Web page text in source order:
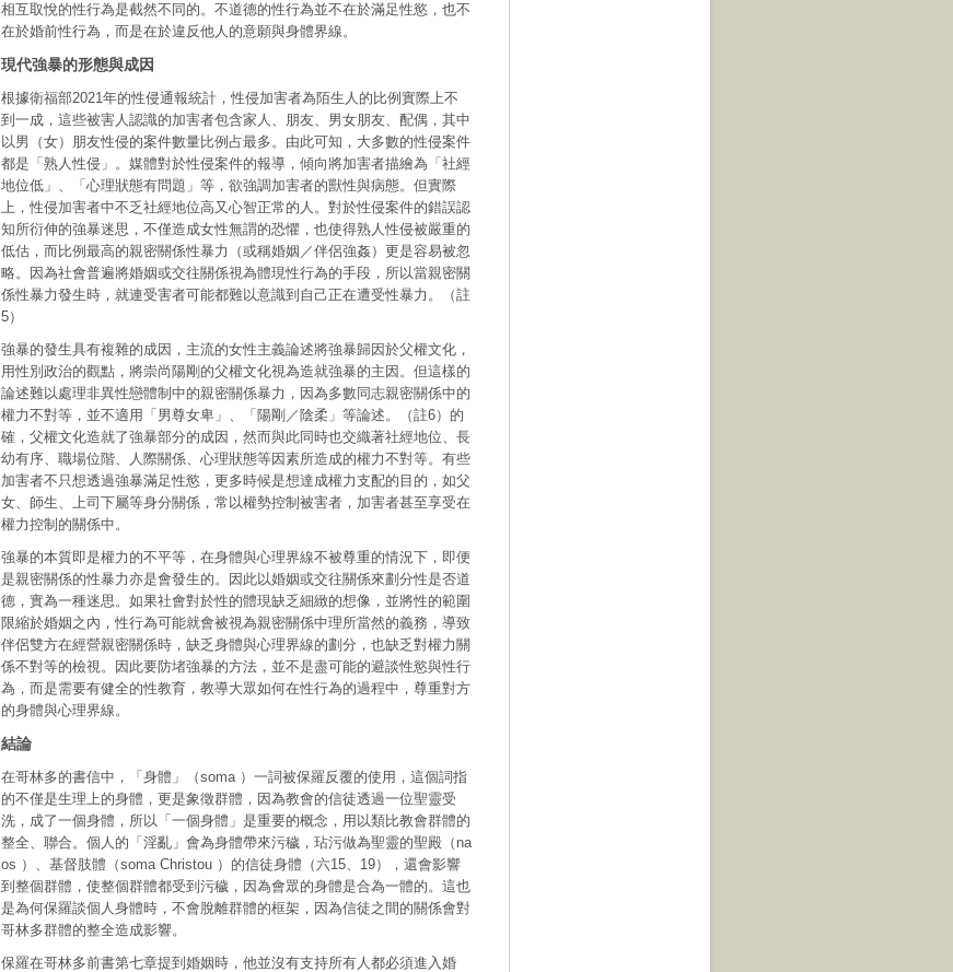
相互取悅的性行為是截然不同的。不道德的性行為並不在於滿足性慾，也不
在於婚前性行為，而是在於違反他人的意願與身體界線。
現代強暴的形態與成因
根據衛福部2021年的性侵通報統計，性侵加害者為陌生人的比例實際上不
到一成，這些被害人認識的加害者包含家人、朋友、男女朋友、配偶，其中
以男（女）朋友性侵的案件數量比例占最多。由此可知，大多數的性侵案件
都是「熟人性侵」。媒體對於性侵案件的報導，傾向將加害者描繪為「社經
地位低」、「心理狀態有問題」等，欲強調加害者的獸性與病態。但實際
上，性侵加害者中不乏社經地位高又心智正常的人。對於性侵案件的錯誤認
知所衍伸的強暴迷思，不僅造成女性無謂的恐懼，也使得熟人性侵被嚴重的
低估，而比例最高的親密關係性暴力（或稱婚姻／伴侶強姦）更是容易被忽
略。因為社會普遍將婚姻或交往關係視為體現性行為的手段，所以當親密關
係性暴力發生時，就連受害者可能都難以意識到自己正在遭受性暴力。（註
5）
強暴的發生具有複雜的成因，主流的女性主義論述將強暴歸因於父權文化，
用性別政治的觀點，將崇尚陽剛的父權文化視為造就強暴的主因。但這樣的
論述難以處理非異性戀體制中的親密關係暴力，因為多數同志親密關係中的
權力不對等，並不適用「男尊女卑」、「陽剛／陰柔」等論述。（註6）的
確，父權文化造就了強暴部分的成因，然而與此同時也交織著社經地位、長
幼有序、職場位階、人際關係、心理狀態等因素所造成的權力不對等。有些
加害者不只想透過強暴滿足性慾，更多時候是想達成權力支配的目的，如父
女、師生、上司下屬等身分關係，常以權勢控制被害者，加害者甚至享受在
權力控制的關係中。
強暴的本質即是權力的不平等，在身體與心理界線不被尊重的情況下，即便
是親密關係的性暴力亦是會發生的。因此以婚姻或交往關係來劃分性是否道
德，實為一種迷思。如果社會對於性的體現缺乏細緻的想像，並將性的範圍
限縮於婚姻之內，性行為可能就會被視為親密關係中理所當然的義務，導致
伴侶雙方在經營親密關係時，缺乏身體與心理界線的劃分，也缺乏對權力關
係不對等的檢視。因此要防堵強暴的方法，並不是盡可能的避談性慾與性行
為，而是需要有健全的性教育，教導大眾如何在性行為的過程中，尊重對方
的身體與心理界線。
結論
在哥林多的書信中，「身體」（soma ）一詞被保羅反覆的使用，這個詞指
的不僅是生理上的身體，更是象徵群體，因為教會的信徒透過一位聖靈受
洗，成了一個身體，所以「一個身體」是重要的概念，用以類比教會群體的
整全、聯合。個人的「淫亂」會為身體帶來污穢，玷污做為聖靈的聖殿（na
os ）、基督肢體（soma Christou ）的信徒身體（六15、19），還會影響
到整個群體，使整個群體都受到污穢，因為會眾的身體是合為一體的。這也
是為何保羅談個人身體時，不會脫離群體的框架，因為信徒之間的關係會對
哥林多群體的整全造成影響。
保羅在哥林多前書第七章提到婚姻時，他並沒有支持所有人都必須進入婚